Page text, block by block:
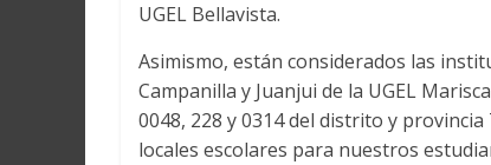
UGEL Bellavista.
Asimismo, están considerados las
Campanilla y Juanjui de la UGEL
0048, 228 y 0314 del distrito y
locales escolares para nuestros